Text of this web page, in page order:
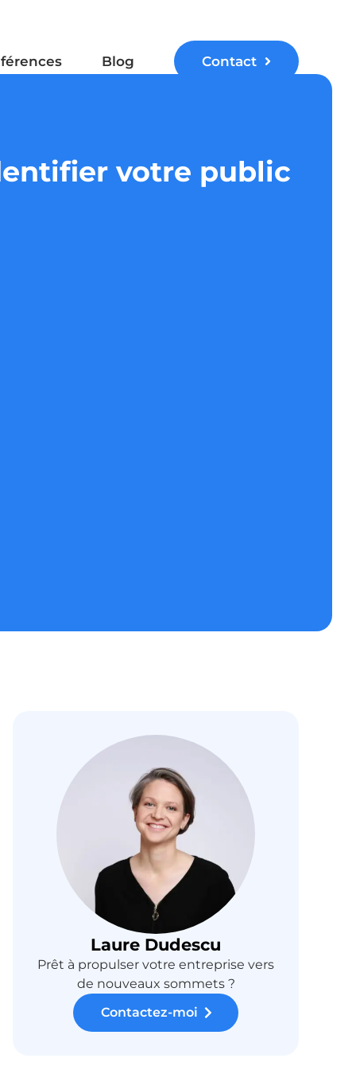
Blog Contact
votre public
Laure Dudescu
Prêt à propulser votre entreprise vers
de nouveaux sommets ?
Contactez-moi